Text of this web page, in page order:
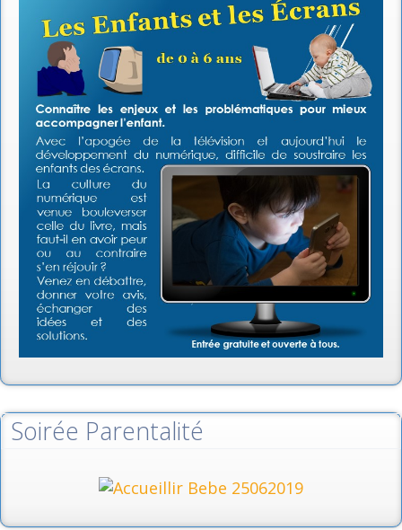
Soirée Parentalité